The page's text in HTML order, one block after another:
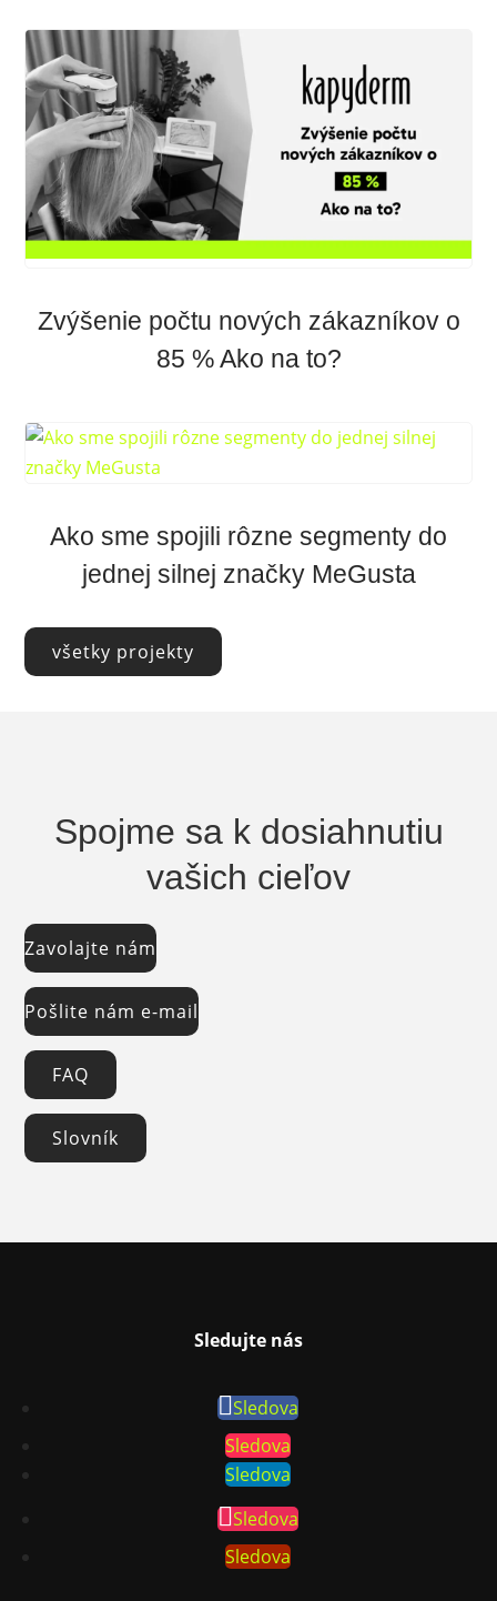
Zvýšenie počtu nových zákazníkov o
85 % Ako na to?
Ako sme spojili rôzne segmenty do
jednej silnej značky MeGusta
všetky projekty
Spojme sa k dosiahnutiu
vašich cieľov
Zavolajte nám
Pošlite nám e-mail
FAQ
Slovník
Sledujte nás
Sledova
Sledova
Sledova
Sledova
Sledova